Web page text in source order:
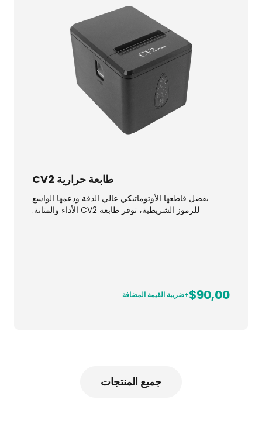
طابعة حرارية CV2
بفضل قاطعها الأوتوماتيكي عالي الدقة ودعمها الواسع
للرموز الشريطية، توفر طابعة CV2 الأداء والمتانة.
$90,00+ضريبة القيمة المضافة
جميع المنتجات